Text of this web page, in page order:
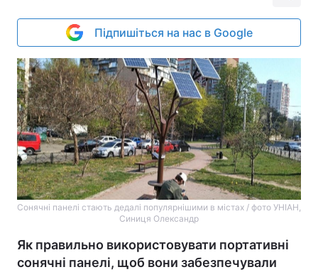
Підпишіться на нас в Google
Сонячні панелі стають дедалі популярнішими в містах / фото УНІАН,
Синиця Олександр
Як правильно використовувати портативні
сонячні панелі, щоб вони забезпечували